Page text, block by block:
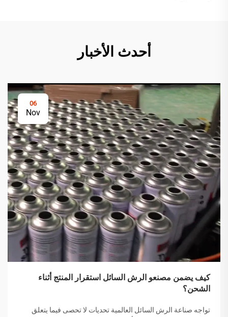
أحدث الأخبار
06
Nov
كيف يضمن مصنعو الرش السائل استقرار المنتج أثناء
الشحن؟
تواجه صناعة الرش السائل العالمية تحديات لا تحصى فيما يتعلق